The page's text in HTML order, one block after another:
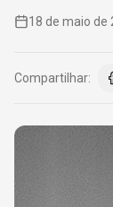
18 de maio de
Compartilhar: